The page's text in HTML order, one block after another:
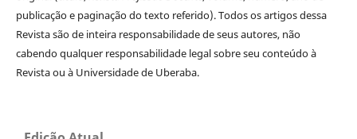
publicação e paginação do texto referido). Todos os artigos dessa
Revista são de inteira responsabilidade de seus autores, não
cabendo qualquer responsabilidade legal sobre seu conteúdo à
Revista ou à Universidade de Uberaba.